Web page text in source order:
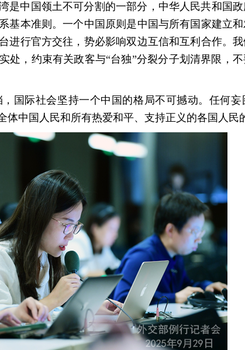
是中国领土不可分割的一部分，中华人民共和国
基本准则。一个中国原则是中国与所有国家建立
进行官方交往，势必影响双边互信和互利合作。
处，约束有关政客与“台独”分裂分子划清界限，
国际社会坚持一个中国的格局不可撼动。任何
中国人民和所有热爱和平、支持正义的各国人民